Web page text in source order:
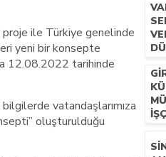
proje ile Türkiye genelinde
yeni bir konsepte
12.08.2022 tarihinde
vatandaşlarımıza
oluşturulduğu